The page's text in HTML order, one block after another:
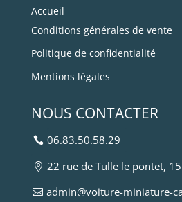
Accueil
Conditions générales de vente
Politique de confidentialité
Mentions légales
NOUS CONTACTER
06.83.50.58.29
22 rue de Tulle le pontet,
admin@voiture-miniature-